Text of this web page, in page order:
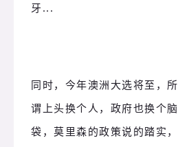
牙...
同时，今年澳洲大选将至，所
谓上头换个人，政府也换个脑
袋，莫里森的政策说的踏实，